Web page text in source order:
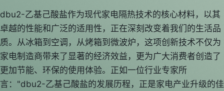
dbu2-乙基己酸盐作为现代家电隔热技术的核心材料，以其
卓越的性能和广泛的适用性，正在深刻改变着我们的生活品
质。从冰箱到空调，从烤箱到微波炉，这项创新技术不仅为
家电制造商带来了显著的经济效益，更为广大消费者创造了
更加节能、环保的使用体验。正如一位行业专家所
言："dbu2-乙基己酸盐的发展历程，正是家电产业升级的佳